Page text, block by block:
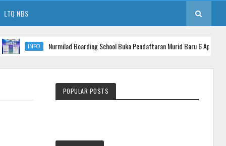
LTQ NBS
INFO Nurmilad Boarding School Buka Pendaftaran Murid Baru 6 April–12 Juli
POPULAR POSTS